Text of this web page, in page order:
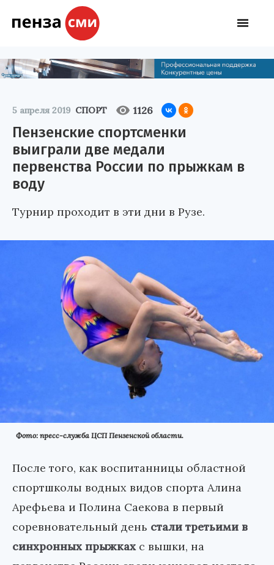
5 апреля 2019 СПОРТ 1126
Пензенские спортсменки
выиграли две медали
первенства России по прыжкам в
воду
Турнир проходит в эти дни в Рузе.
Фото: пресс-служба ЦСП Пензенской области.
После того, как воспитанницы областной
спортшколы водных видов спорта Алина
Арефьева и Полина Саекова в первый
соревновательный день стали третьими в
синхронных прыжкахс вышки, на